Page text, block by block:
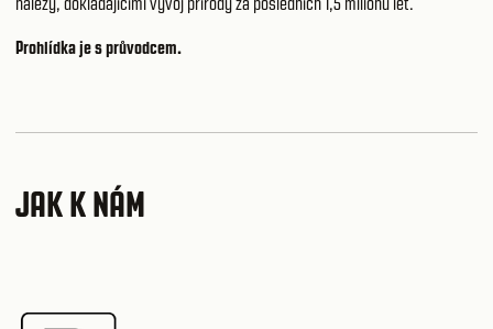
Prohlídka je s průvodcem.
JAK K NÁM